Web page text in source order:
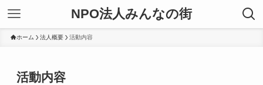
NPO法人みんなの街
ホーム 法人概要 活動内容
活動内容